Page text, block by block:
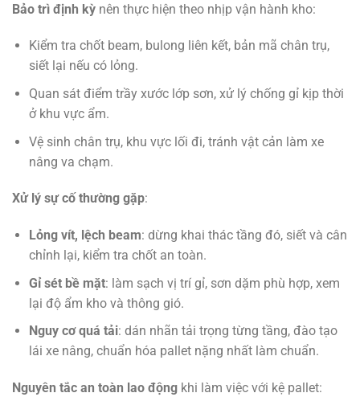
Bảo trì định kỳ nên thực hiện theo nhịp vận hành kho:
Kiểm tra chốt beam, bulong liên kết, bản mã chân trụ,
siết lại nếu có lỏng.
Quan sát điểm trầy xước lớp sơn, xử lý chống gỉ kịp thời
ở khu vực ẩm.
Vệ sinh chân trụ, khu vực lối đi, tránh vật cản làm xe
nâng va chạm.
Xử lý sự cố thường gặp:
Lỏng vít, lệch beam: dừng khai thác tầng đó, siết và cân
chỉnh lại, kiểm tra chốt an toàn.
Gỉ sét bề mặt: làm sạch vị trí gỉ, sơn dặm phù hợp, xem
lại độ ẩm kho và thông gió.
Nguy cơ quá tải: dán nhãn tải trọng từng tầng, đào tạo
lái xe nâng, chuẩn hóa pallet nặng nhất làm chuẩn.
Nguyên tắc an toàn lao động khi làm việc với kệ pallet: